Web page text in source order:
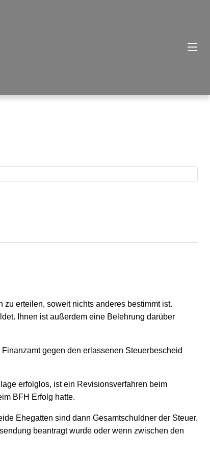
erteilen, soweit nichts anderes bestimmt ist.
Ihnen ist außerdem eine Belehrung darüber
gegen den erlassenen Steuerbescheid
erfolglos, ist ein Revisionsverfahren beim
BFH Erfolg hatte.
Ehegatten sind dann Gesamtschuldner der Steuer.
beantragt wurde oder wenn zwischen den